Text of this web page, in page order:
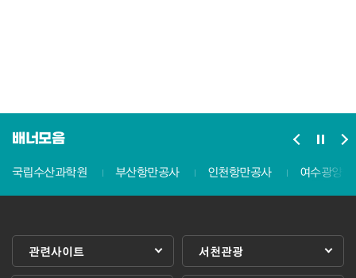
배너모음
국립수산과학원
부산항만공사 인천항만공사 여수광양
관련사이트 서천관광